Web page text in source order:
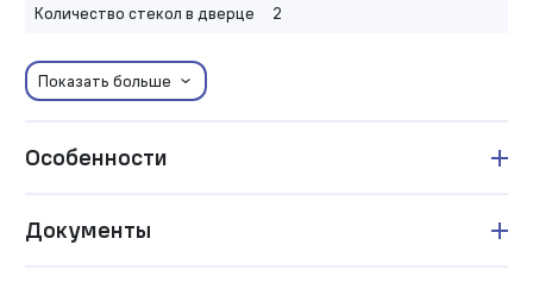
Количество стекол в дверце
2
Показать больше
Особенности
Документы